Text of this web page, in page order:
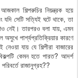
শিল্পরুচির নিয়ন্ত্রক হয়ে
যদি সেটি সত্যিই ঘটে থাকে, তা
নেই। তারপরও বলা যায়, এমন
পার্শ্বপ্রতিক্রিয়ার কারণে
যায় যে শিল্পীরা বাজারের
কেমন হতে পারত? আদর্শ
রাজানুগ্রহ??